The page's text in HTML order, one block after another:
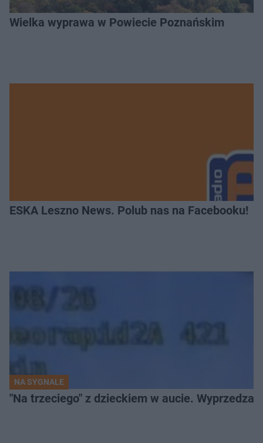
Wielka wyprawa w Powiecie Poznańskim
ESKA Leszno News. Polub nas na Facebooku!
NA SYGNALE
"Na trzeciego" z dzieckiem w aucie.